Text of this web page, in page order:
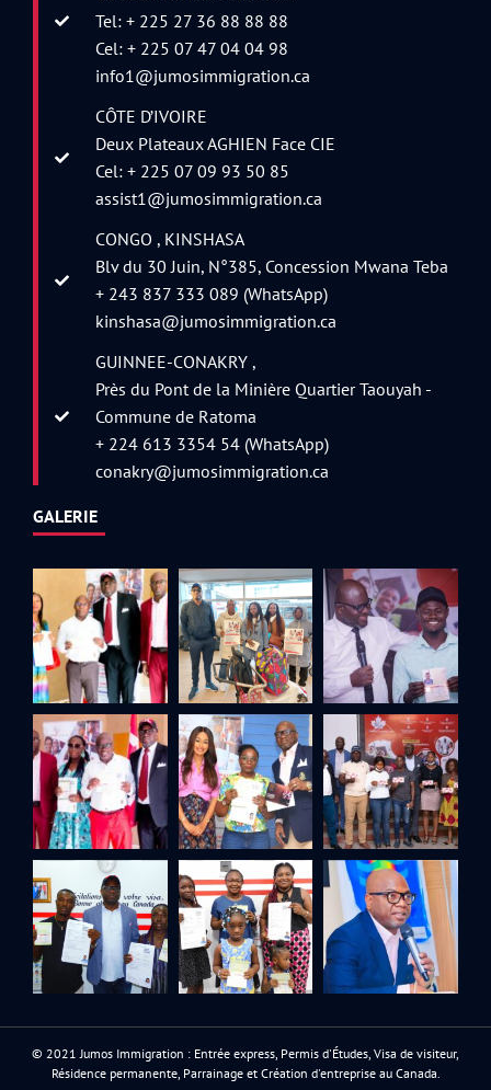
Tel: + 225 27 36 88 88 88
Cel: + 225 07 47 04 04 98
info1@jumosimmigration.ca
CÔTE D’IVOIRE
Deux Plateaux AGHIEN Face CIE
Cel: + 225 07 09 93 50 85
assist1@jumosimmigration.ca
CONGO , KINSHASA
Blv du 30 Juin, N°385, Concession Mwana Teba
+ 243 837 333 089 (WhatsApp)
kinshasa@jumosimmigration.ca
GUINNEE-CONAKRY ,
Près du Pont de la Minière Quartier Taouyah -
Commune de Ratoma
+ 224 613 3354 54 (WhatsApp)
conakry@jumosimmigration.ca
GALERIE
© 2021 Jumos Immigration : Entrée express, Permis d'Études, Visa de visiteur,
Résidence permanente, Parrainage et Création d'entreprise au Canada.